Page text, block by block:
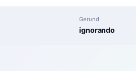
Gerund
ignorando